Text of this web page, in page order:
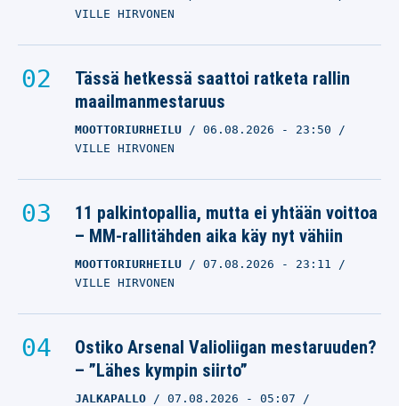
VILLE HIRVONEN
Tässä hetkessä saattoi ratketa rallin
maailmanmestaruus
MOOTTORIURHEILU 06.08.2026 - 23:50
VILLE HIRVONEN
11 palkintopallia, mutta ei yhtään voittoa
– MM-rallitähden aika käy nyt vähiin
MOOTTORIURHEILU 07.08.2026 - 23:11
VILLE HIRVONEN
Ostiko Arsenal Valioliigan mestaruuden?
– ”Lähes kympin siirto”
JALKAPALLO 07.08.2026 - 05:07